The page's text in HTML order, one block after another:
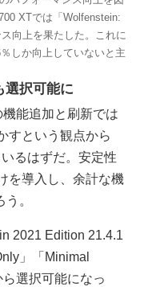
XTでは「Wolfenstein:
向上を果たした。これに
しか向上していないと主
選択可能に
能追加と刷新では
すという観点から
るはずだ。安定性
を導入し、余計な機
。
2021 Edition 21.4.1
」「Minimal
選択可能になっ